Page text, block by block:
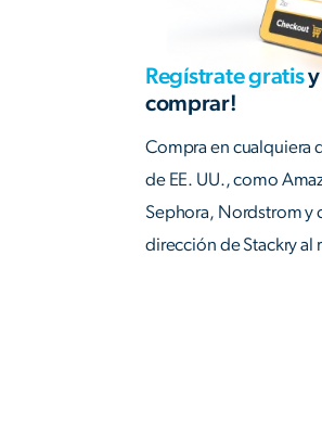
Regístrate gratisy
comprar!
Compra en cualquiera
de EE. UU., como
Sephora, Nordstrom y
dirección de Stackry al